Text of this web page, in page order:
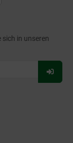
sich in unseren
Für